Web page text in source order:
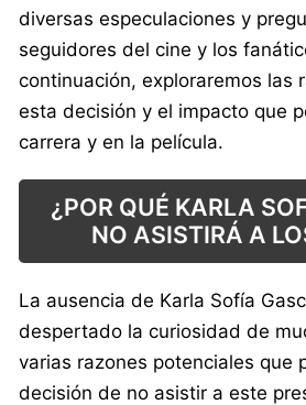
diversas especulaciones y
seguidores del cine y los
continuación, exploraremos las
esta decisión y el impacto que
carrera y en la película.
¿POR QUÉ KARLA
NO ASISTIRÁ A
La ausencia de Karla Sofía
despertado la curiosidad de
varias razones potenciales que
decisión de no asistir a este